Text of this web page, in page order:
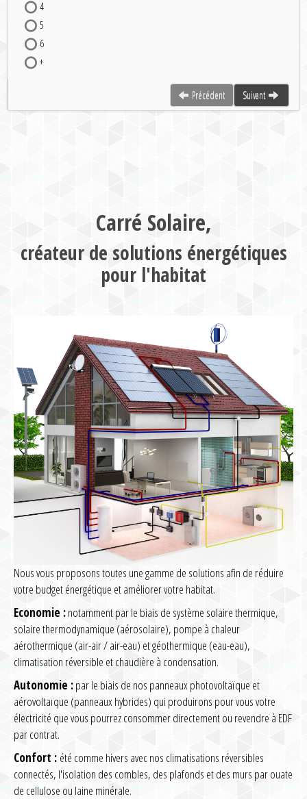
4
5
6
+
Précédent Suivant
Carré Solaire,
créateur de solutions énergétiques
pour l'habitat
Nous vous proposons toutes une gamme de solutions afin de réduire
votre budget énergétique et améliorer votre habitat.
Economie :notamment par le biais de système solaire thermique,
solaire thermodynamique (aérosolaire), pompe à chaleur
aérothermique (air-air / air-eau) et géothermique (eau-eau),
climatisation réversible et chaudière à condensation.
Autonomie :par le biais de nos panneaux photovoltaïque et
aérovoltaïque (panneaux hybrides) qui produirons pour vous votre
électricité que vous pourrez consommer directement ou revendre à EDF
par contrat.
Confort : été comme hivers avec nos climatisations réversibles
connectés, l'isolation des combles, des plafonds et des murs par ouate
de cellulose ou laine minérale.